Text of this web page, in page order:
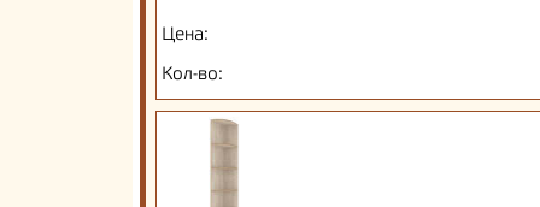
Цена:
Кол-во: